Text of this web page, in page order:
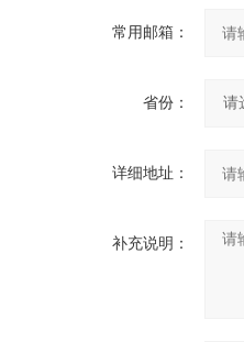
常用邮箱：
省份：
详细地址：
补充说明：